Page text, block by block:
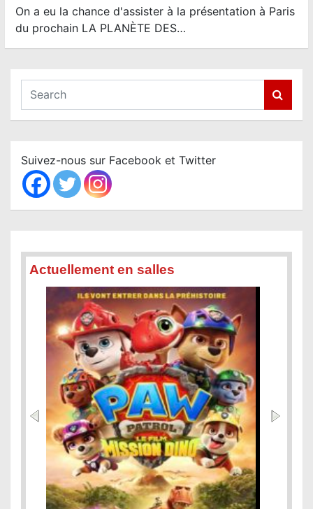
On a eu la chance d'assister à la présentation à Paris
du prochain LA PLANÈTE DES…
a
c
h
Suivez-nous sur Facebook et Twitter
Actuellement en salles